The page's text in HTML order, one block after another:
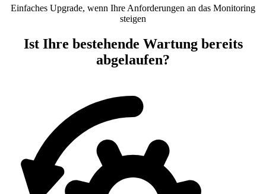
Einfaches Upgrade, wenn Ihre Anforderungen an das Monitoring
steigen
Ist Ihre bestehende Wartung bereits
abgelaufen?